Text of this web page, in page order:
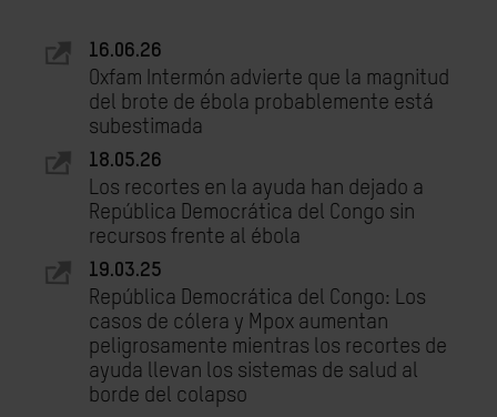
16.06.26
Oxfam Intermón advierte que la magnitud
del brote de ébola probablemente está
subestimada
18.05.26
Los recortes en la ayuda han dejado a
República Democrática del Congo sin
recursos frente al ébola
19.03.25
República Democrática del Congo: Los
casos de cólera y Mpox aumentan
peligrosamente mientras los recortes de
ayuda llevan los sistemas de salud al
borde del colapso